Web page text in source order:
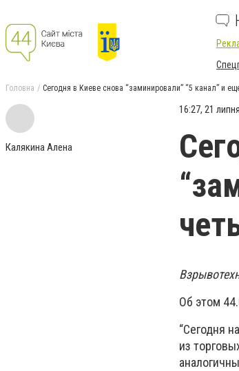
Головна Сегодня в Киеве снова “заминировали” “5 канал” и
Калякина Алена
16:27, 21
Об этом
“Сегодня
из